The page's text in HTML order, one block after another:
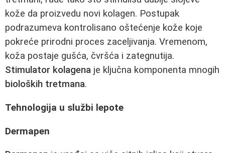
kože da proizvedu novi kolagen. Postupak
podrazumeva kontrolisano oštećenje kože koje
pokreće prirodni proces zaceljivanja. Vremenom,
koža postaje gušća, čvršća i zategnutija.
Stimulator kolagena je ključna komponenta mnogih
bioloških tretmana.
Tehnologija u službi lepote
Dermapen